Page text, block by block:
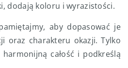
dodają koloru i wyrazistości.
aby dopasować je
oraz charakteru okazji. Tylko
całość i podkreślą